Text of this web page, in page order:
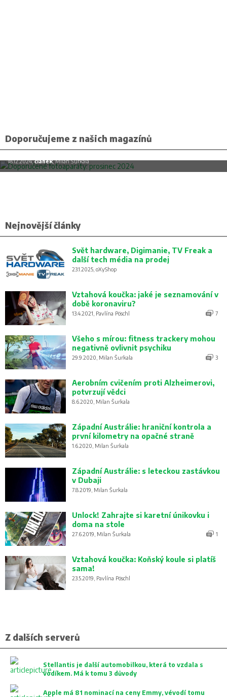
Doporučujeme z našich magazínů
Doporučené fotoaparáty: prosinec 2024
18.12.2024,článek, Milan Šurkala
Nejnovější články
Svět hardware, Digimanie, TV Freak a
další tech média na prodej
23.1.2025, oXyShop
Vztahová koučka: jaké je seznamování v
době koronaviru?
13.4.2021, Pavlína Pöschl 7
Všeho s mírou: fitness trackery mohou
negativně ovlivnit psychiku
29.9.2020, Milan Šurkala 3
Aerobním cvičením proti Alzheimerovi,
potvrzují vědci
8.6.2020, Milan Šurkala
Západní Austrálie: hraniční kontrola a
první kilometry na opačné straně
1.6.2020, Milan Šurkala
Západní Austrálie: s leteckou zastávkou
v Dubaji
7.8.2019, Milan Šurkala
Unlock! Zahrajte si karetní únikovku i
doma na stole
27.6.2019, Milan Šurkala 1
Vztahová koučka: Koňský koule si platíš
sama!
23.5.2019, Pavlína Pöschl
Z dalších serverů
Stellantis je další automobilkou, která to vzdala s
vodíkem. Má k tomu 3 důvody
Apple má 81 nominací na ceny Emmy, vévodí tomu